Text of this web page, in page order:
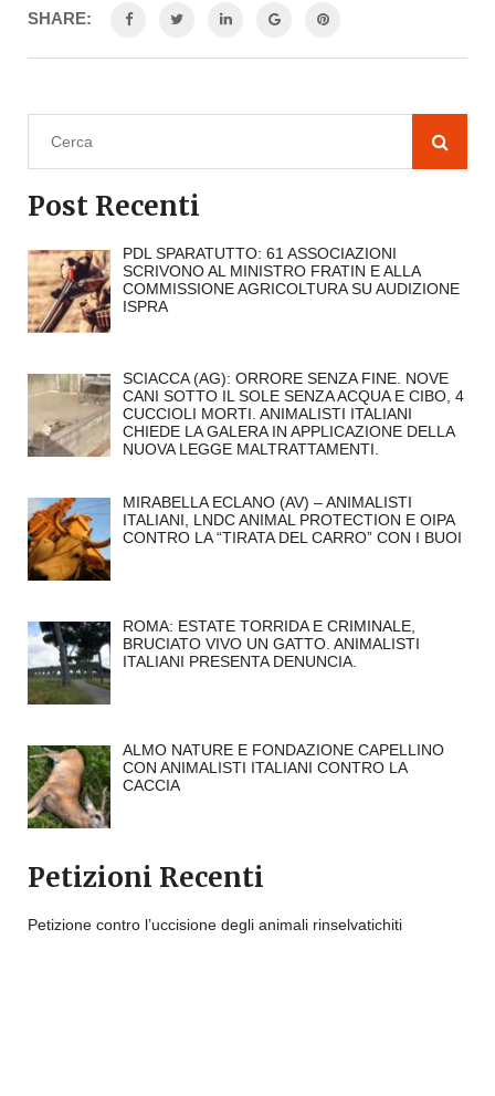
SHARE:
Post Recenti
PDL SPARATUTTO: 61 ASSOCIAZIONI
SCRIVONO AL MINISTRO FRATIN E ALLA
COMMISSIONE AGRICOLTURA SU AUDIZIONE
ISPRA
SCIACCA (AG): ORRORE SENZA FINE. NOVE
CANI SOTTO IL SOLE SENZA ACQUA E CIBO, 4
CUCCIOLI MORTI. ANIMALISTI ITALIANI
CHIEDE LA GALERA IN APPLICAZIONE DELLA
NUOVA LEGGE MALTRATTAMENTI.
MIRABELLA ECLANO (AV) – ANIMALISTI
ITALIANI, LNDC ANIMAL PROTECTION E OIPA
CONTRO LA “TIRATA DEL CARRO” CON I BUOI
ROMA: ESTATE TORRIDA E CRIMINALE,
BRUCIATO VIVO UN GATTO. ANIMALISTI
ITALIANI PRESENTA DENUNCIA.
ALMO NATURE E FONDAZIONE CAPELLINO
CON ANIMALISTI ITALIANI CONTRO LA
CACCIA
Petizioni Recenti
Petizione contro l’uccisione degli animali rinselvatichiti